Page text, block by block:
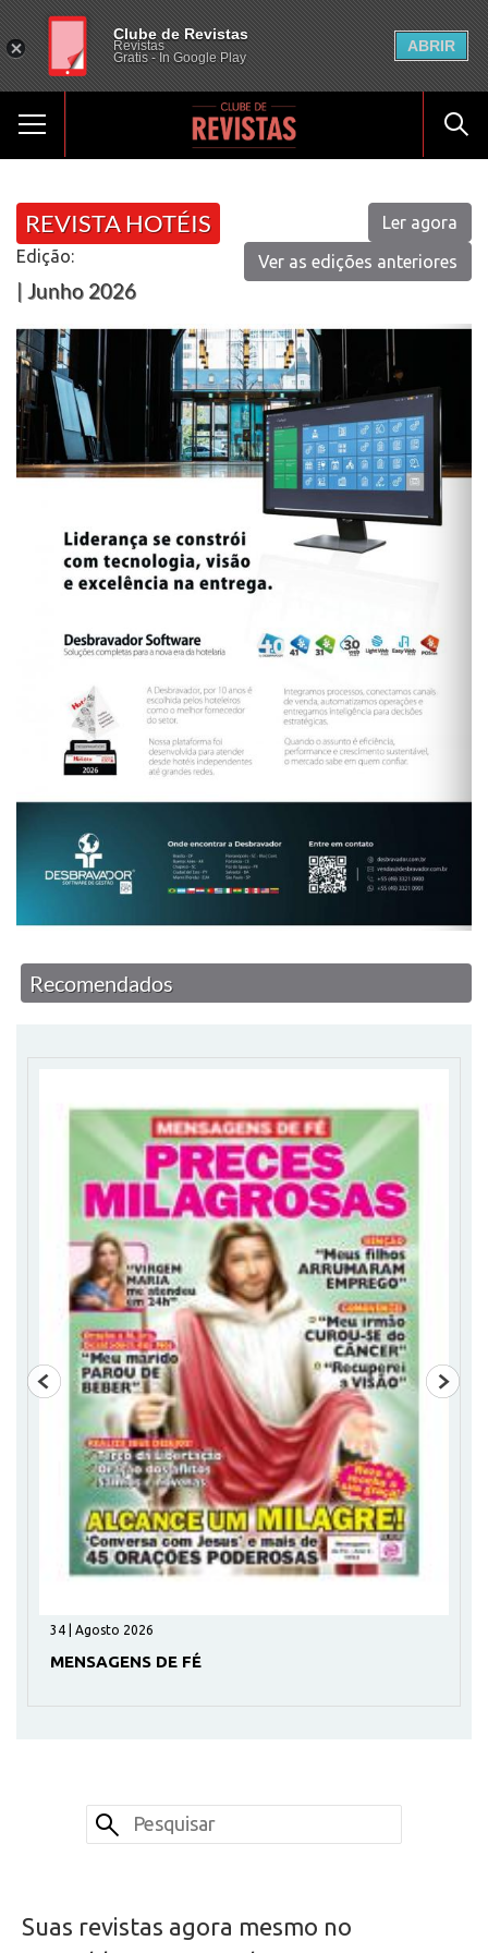
REVISTA HOTÉIS
Edição:
| Junho 2026
Ler agora
Ver as edições anteriores
Recomendados
34 | Agosto 2026
MENSAGENS DE FÉ
Suas revistas agora mesmo no
Clube de Revistas
Revistas
Gratis - In Google Play
ABRIR